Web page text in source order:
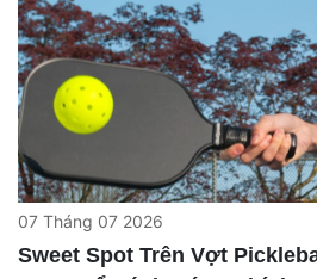
07 Tháng 07 2026
Sweet Spot Trên Vợt